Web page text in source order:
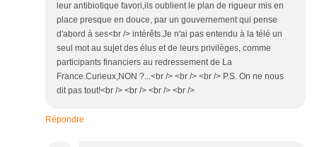
leur antibiotique favori,ils oublient le plan de rigueur mis en
place presque en douce, par un gouvernement qui pense
d'abord à ses<br /> intérêts.Je n'ai pas entendu à la télé un
seul mot au sujet des élus et de leurs privilèges, comme
participants financiers au redressement de La
France.Curieux,NON ?...<br /> <br /> <br /> P.S. On ne nous
dit pas tout!<br /> <br /> <br /> <br />
Répondre